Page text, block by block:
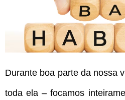
Durante boa parte da nossa
toda ela – focamos